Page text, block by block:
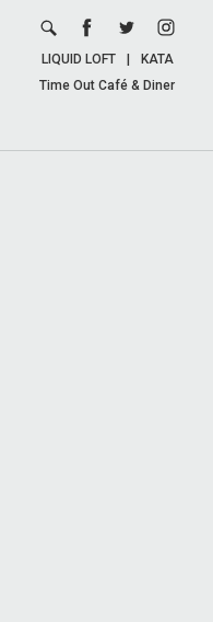
LIQUID LOFT
KATA
Time Out Café & Diner